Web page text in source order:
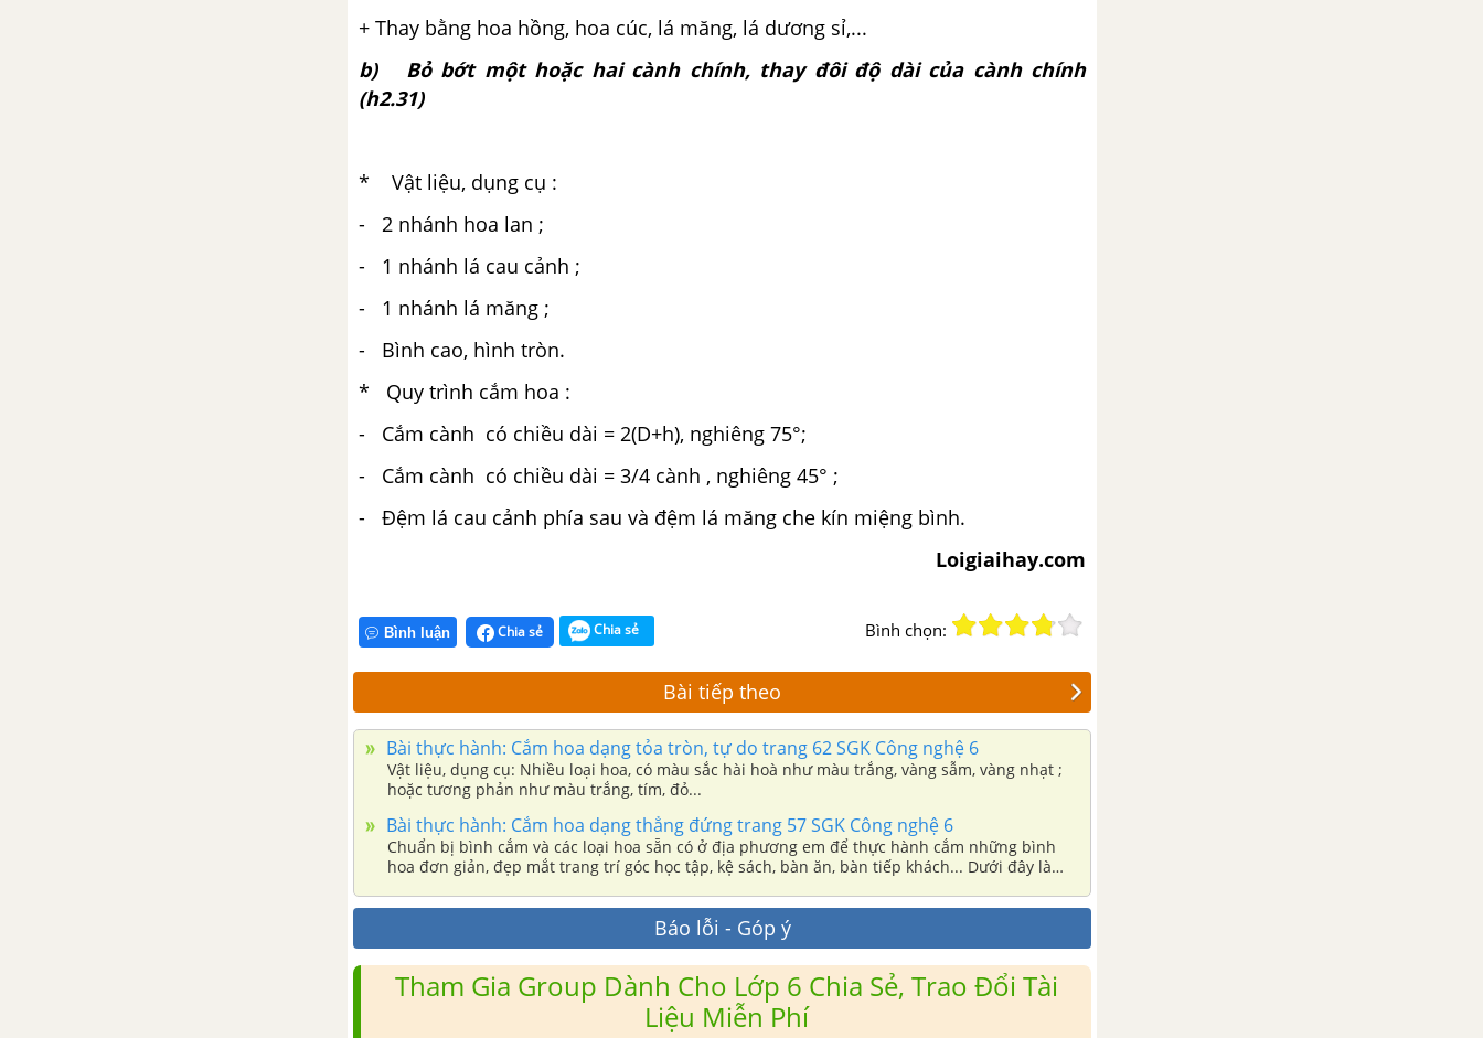
+ Thay bằng hoa hồng, hoa cúc, lá măng, lá dương sỉ,...
b) Bỏ bớt một hoặc hai cành chính, thay đôi độ dài của cành chính
(h2.31)
* Vật liệu, dụng cụ :
- 2 nhánh hoa lan ;
- 1 nhánh lá cau cảnh ;
- 1 nhánh lá măng ;
- Bình cao, hình tròn.
* Quy trình cắm hoa :
- Cắm cành có chiều dài = 2(D+h), nghiêng 75°;
- Cắm cành có chiều dài = 3/4 cành , nghiêng 45° ;
- Đệm lá cau cảnh phía sau và đệm lá măng che kín miệng bình.
Loigiaihay.com
Bình luận Chia sẻ Chia sẻ Bình chọn:
Bài tiếp theo
Bài thực hành: Cắm hoa dạng tỏa tròn, tự do trang 62 SGK Công nghệ 6
Vật liệu, dụng cụ: Nhiều loại hoa, có màu sắc hài hoà như màu trắng, vàng sẫm, vàng nhạt ;
hoặc tương phản như màu trắng, tím, đỏ...
Bài thực hành: Cắm hoa dạng thẳng đứng trang 57 SGK Công nghệ 6
Chuẩn bị bình cắm và các loại hoa sẵn có ở địa phương em để thực hành cắm những bình
hoa đơn giản, đẹp mắt trang trí góc học tập, kệ sách, bàn ăn, bàn tiếp khách... Dưới đây là
Báo lỗi - Góp ý
Tham Gia Group Dành Cho Lớp 6 Chia Sẻ, Trao Đổi Tài
Liệu Miễn Phí